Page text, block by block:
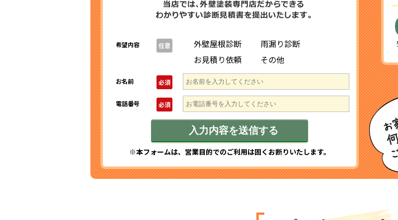
希望内容 任意 外壁屋根診断
雨漏り診断
お見積り依頼
その他
お名前 必須
電話番号 必須
※本フォームは、営業目的でのご利用は固くお断りいたします。